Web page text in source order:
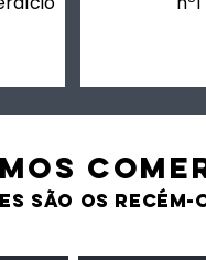
são os recém-